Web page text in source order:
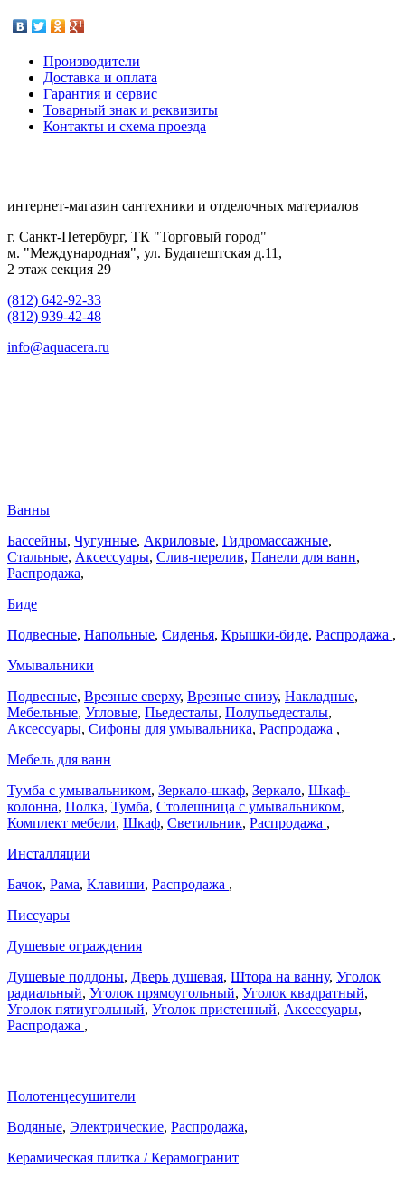
Производители
Доставка и оплата
Гарантия и сервис
Товарный знак и реквизиты
Контакты и схема проезда
интернет-магазин сантехники и отделочных материалов
г. Санкт-Петербург, ТК "Торговый город"
м. "Международная", ул. Будапештская д.11,
2 этаж секция 29
(812) 642-92-33
(812) 939-42-48
info@aquacera.ru
Ванны
Бассейны, Чугунные, Акриловые, Гидромассажные,
Стальные, Аксессуары, Слив-перелив, Панели для ванн,
Распродажа,
Биде
Подвесные, Напольные, Сиденья, Крышки-биде, Распродажа ,
Умывальники
Подвесные, Врезные сверху, Врезные снизу, Накладные,
Мебельные, Угловые, Пьедесталы, Полупьедесталы,
Аксессуары, Сифоны для умывальника, Распродажа ,
Мебель для ванн
Тумба с умывальником, Зеркало-шкаф, Зеркало, Шкаф-
колонна, Полка, Тумба, Столешница с умывальником,
Комплект мебели, Шкаф, Светильник, Распродажа ,
Инсталляции
Бачок, Рама, Клавиши, Распродажа ,
Писсуары
Душевые ограждения
Душевые поддоны, Дверь душевая, Штора на ванну, Уголок
радиальный, Уголок прямоугольный, Уголок квадратный,
Уголок пятиугольный, Уголок пристенный, Аксессуары,
Распродажа ,
Полотенцесушители
Водяные, Электрические, Распродажа,
Керамическая плитка / Керамогранит